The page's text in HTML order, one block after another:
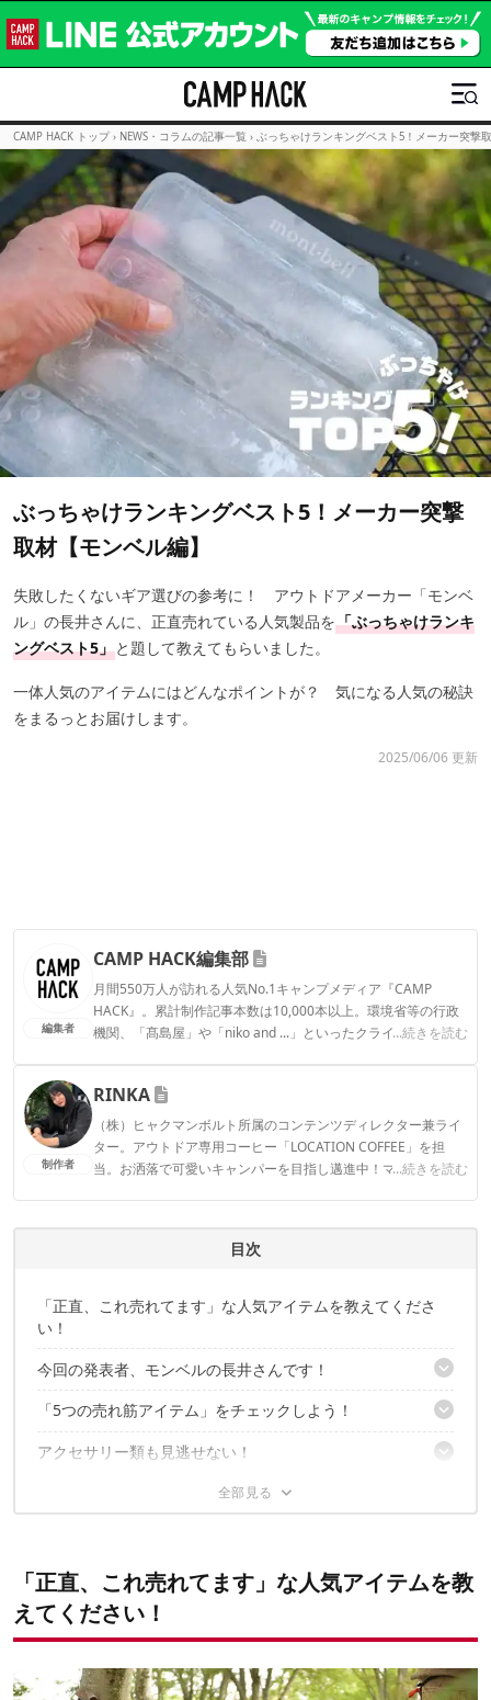
CAMP HACK トップ › NEWS・コラムの記事一覧 › ぶっちゃけランキングベスト5！メーカー突撃
ぶっちゃけランキングベスト5！メーカー突撃
取材【モンベル編】
失敗したくないギア選びの参考に！ アウトドアメーカー「モンベ
ル」の長井さんに、正直売れている人気製品を「ぶっちゃけランキ
ングベスト5」と題して教えてもらいました。
一体人気のアイテムにはどんなポイントが？ 気になる人気の秘訣
をまるっとお届けします。
2025/06/06 更新
編集者
CAMP HACK編集部
月間550万人が訪れる人気No.1キャンプメディア『CAMP
HACK』。累計制作記事本数は10,000本以上。環境省等の行政
機関、「髙島屋」や「niko and ...」といったクライアントとの
...続きを読む
CAMP HACK編集部のプロフィール
制作者
RINKA
（株）ヒャクマンボルト所属のコンテンツディレクター兼ライ
ター。アウトドア専用コーヒー「LOCATION COFFEE」を担
当。お洒落で可愛いキャンパーを目指し邁進中！マイブームは
...続きを読む
目次
「正直、これ売れてます」な人気アイテムを教えてくださ
い！
今回の発表者、モンベルの長井さんです！
発表......の前に、モンベルってどんなブランド？
「5つの売れ筋アイテム」をチェックしよう！
その1：ファンブロー ベスト ＆ ファンブロー用 コールドパック
その2：クール パーカ Men's
アクセサリー類も見逃せない！
その4：フレックス コールドパック
ちなみに！長井さんの一押しアイテムは？
✔こちらの記事もおすすめ
「正直、これ売れてます」な人気アイテムを教
えてください！